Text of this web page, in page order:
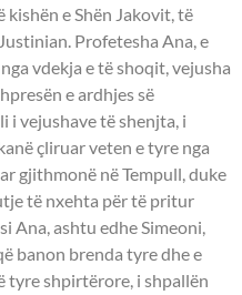
e Shën Jakovit, të
Profetesha Ana, e
vdekja e të shoqit, vejusha
e ardhjes së
i vejushave të shenjta, i
çliruar veten e tyre nga
gjithmonë në Tempull, duke
të nxehta për të pritur
Ana, ashtu edhe Simeoni,
banon brenda tyre dhe e
tyre shpirtërore, i shpallën